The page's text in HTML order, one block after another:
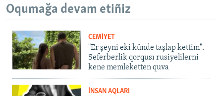
Oqumağa devam etiñiz
CEMİYET
"Er şeyni eki künde taşlap kettim".
Seferberlik qorqusı rusiyelilerni
kene memleketten quva
İNSAN AQLARI